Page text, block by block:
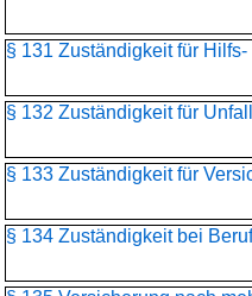
§ 131 Zuständigkeit für
§ 132 Zuständigkeit für
§ 133 Zuständigkeit für
§ 134 Zuständigkeit bei